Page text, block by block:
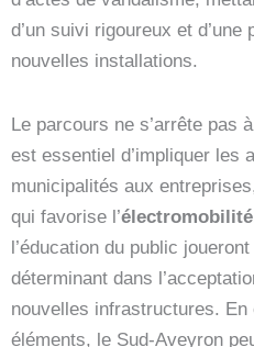
d’un suivi rigoureux et
nouvelles installations.
Le parcours ne s’arrête pas
est essentiel d’impliquer les
municipalités aux
qui favorise l’électromobilité
l’éducation du public
déterminant dans
nouvelles infrastructures.
éléments, le Sud-Aveyron